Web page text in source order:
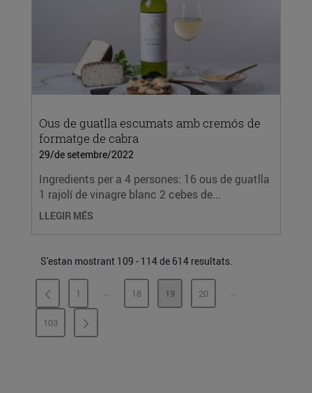
Ous de guatlla escumats amb cremós de
formatge de cabra
29/de setembre/2022
Ingredients per a 4 persones: 16 ous de guatlla
1 rajolí de vinagre blanc 2 cebes de...
LLEGIR MÉS
S'estan mostrant 109 - 114 de 614 resultats.
PÀGINA
1 ...PÀGINES INTERMÈDIES
PÀGINA
18 PÀGINA
19 PÀGINA
20 ...PÀGINES
PÀGINA
103